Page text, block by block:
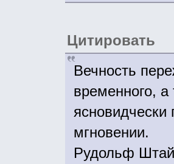
Цитировать
Вечность
временного, а
мгновении.
Рудольф